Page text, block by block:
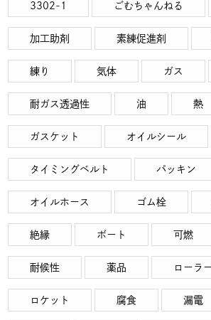
3302-1 ごむちゃんねる
加工助剤 素練促進剤
練り 気体 ガス
耐ガス透過性 油 熱
ガスケット オイルシール
タイミングベルト パッキン
オイルホース ゴム栓
絶縁 ボート 可燃
耐候性 薬品 ローラ
ロケット 腐食 漏電